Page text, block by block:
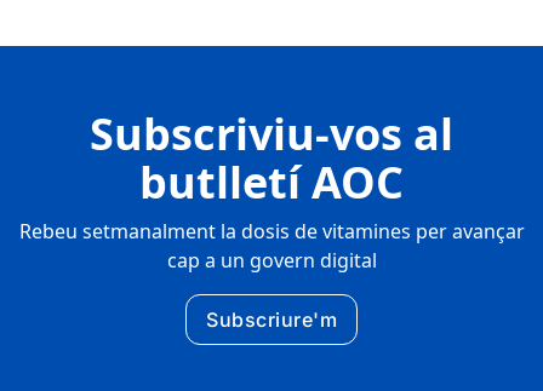
Subscriviu-vos al
butlletí AOC
Rebeu setmanalment la dosis de vitamines per avançar
cap a un govern digital
Subscriure'm